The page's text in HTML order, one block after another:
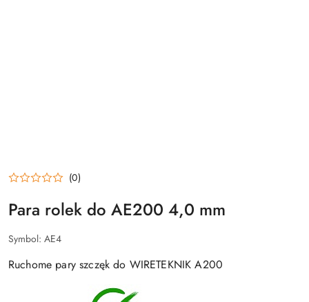
(0)
Para rolek do AE200 4,0 mm
Symbol: AE4
Ruchome pary szczęk do WIRETEKNIK A200